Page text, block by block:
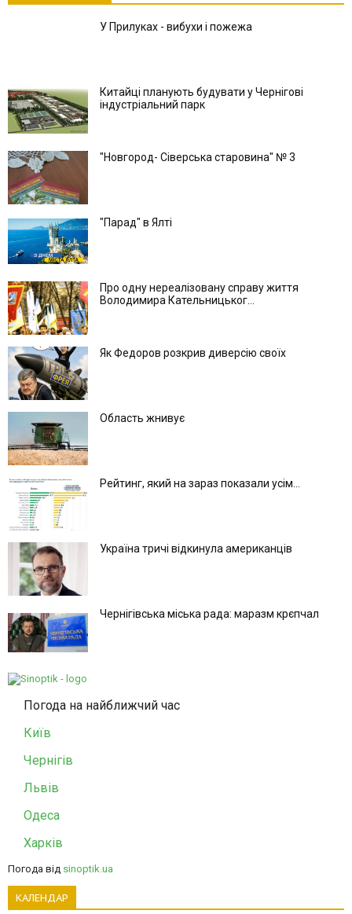
У Прилуках - вибухи і пожежа
Китайці планують будувати у Чернігові
індустріальний парк
"Новгород- Сіверська старовина" № 3
"Парад" в Ялті
Про одну нереалізовану справу життя
Володимира Кательницьког...
Як Федоров розкрив диверсію своїх
Область жнивує
Рейтинг, який на зараз показали усім...
Україна тричі відкинула американців
Чернігівська міська рада: маразм крєпчал
Погода на найближчий час
Київ
Чернігів
Львів
Одеса
Харків
Погода від sinoptik.ua
КАЛЕНДАР